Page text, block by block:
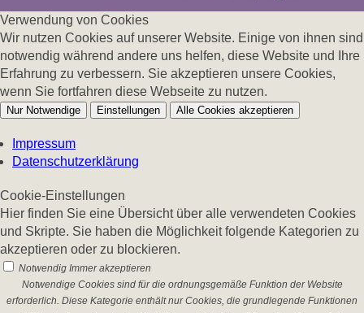
Verwendung von Cookies
Wir nutzen Cookies auf unserer Website. Einige von ihnen sind
notwendig während andere uns helfen, diese Website und Ihre
Erfahrung zu verbessern. Sie akzeptieren unsere Cookies,
wenn Sie fortfahren diese Webseite zu nutzen.
Nur Notwendige Einstellungen Alle Cookies akzeptieren
Impressum
Datenschutzerklärung
Cookie-Einstellungen
Hier finden Sie eine Übersicht über alle verwendeten Cookies
und Skripte. Sie haben die Möglichkeit folgende Kategorien zu
akzeptieren oder zu blockieren.
Notwendig Immer akzeptieren
Notwendige Cookies sind für die ordnungsgemäße Funktion der Website
erforderlich. Diese Kategorie enthält nur Cookies, die grundlegende Funktionen